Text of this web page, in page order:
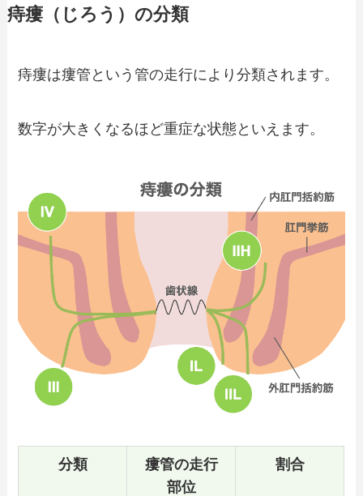
痔瘻（じろう）の分類
痔瘻は瘻管という管の走行により分類されます。
数字が大きくなるほど重症な状態といえます。
分類
瘻管の走行
部位
割合